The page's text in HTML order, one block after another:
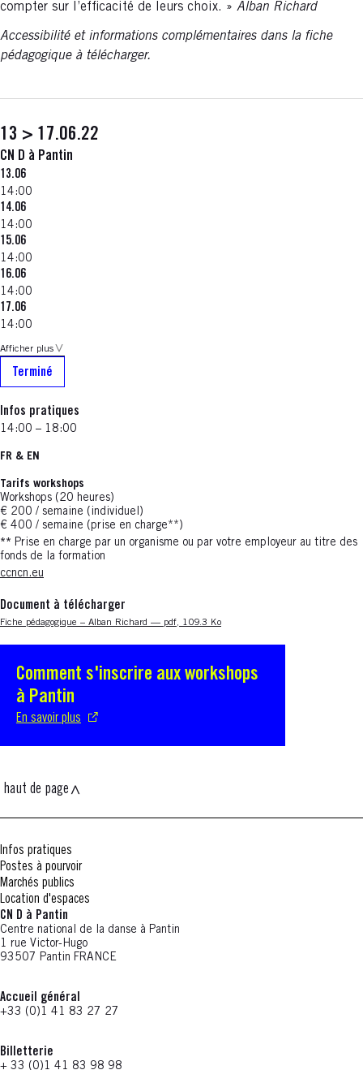
compter sur l’efficacité de leurs choix. » Alban Richard
Accessibilité et informations complémentaires dans la fiche
pédagogique à télécharger.
13 > 17.06.22
CN D à Pantin
13.06
14:00
14.06
14:00
15.06
14:00
16.06
14:00
17.06
14:00
Afficher plus
Terminé
Infos pratiques
14:00 – 18:00
FR & EN
Tarifs workshops
Workshops (20 heures)
€ 200 / semaine (individuel)
€ 400 / semaine (prise en charge**)
** Prise en charge par un organisme ou par votre employeur au titre des
fonds de la formation
ccncn.eu
Document à télécharger
Nouvelle fenêtre
Fiche pédagogique – Alban Richard — pdf, 109.3 Ko
Comment s'inscrire aux workshops
à Pantin
En savoir plus
S'ouvre dans une nouvelle fenêtre
haut de page
Infos pratiques
Postes à pourvoir
Marchés publics
Location d'espaces
CN D à Pantin
Centre national de la danse à Pantin
1 rue Victor-Hugo
93507 Pantin FRANCE
Accueil général
+33 (0)1 41 83 27 27
Billetterie
+ 33 (0)1 41 83 98 98